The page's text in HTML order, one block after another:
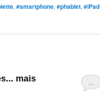
, #smartphone, #phablet, #iPad
…
mais